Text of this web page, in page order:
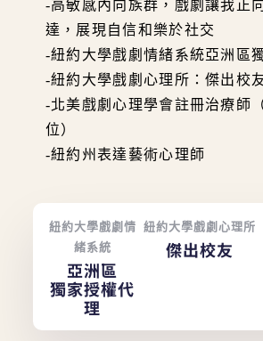
-高敏感內向族群，戲劇讓我正
達，展現自信和樂於社交
-紐約大學戲劇情緒系統亞洲區
-紐約大學戲劇心理所：傑出校
-北美戲劇心理學會註冊治療師
位）
-紐約州表達藝術心理師
紐約大學戲劇情
緒系統
亞洲區
獨家授權代
理
紐約大學戲劇心理所
傑出校友